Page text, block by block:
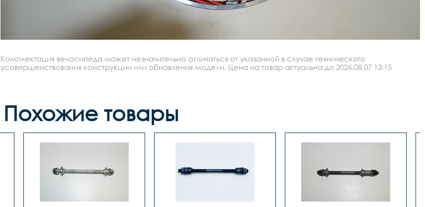
Комплектация велосипеда может незначительно отличаться от указанной в случае технического
усовершенствования конструкции или обновления модели. Цена на товар актуальна до 2026.08.07 13:15
Похожие товары